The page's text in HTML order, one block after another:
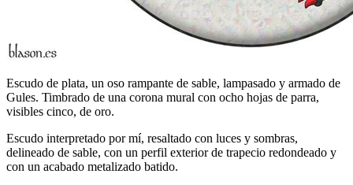
Escudo de plata, un oso rampante de sable, lampasado y armado de
Gules. Timbrado de una corona mural con ocho hojas de parra,
visibles cinco, de oro.
Escudo interpretado por mí, resaltado con luces y sombras,
delineado de sable, con un perfil exterior de trapecio redondeado y
con un acabado metalizado batido.